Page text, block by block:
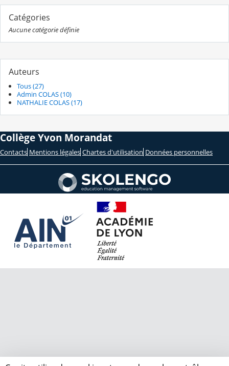
Catégories
Aucune catégorie définie
Auteurs
Tous (27)
Admin COLAS (10)
NATHALIE COLAS (17)
Collège Yvon Morandat
Contacts Mentions légales Chartes d'utilisation Données personnelles